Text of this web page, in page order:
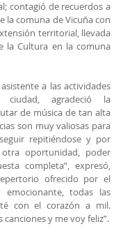
contagió de recuerdos a
la comuna de Vicuña con
territorial, llevada
la Cultura en la comuna
a las actividades
agradeció la
de música de tan alta
son muy valiosas para
repitiéndose y por
oportunidad, poder
completa”, expresó,
ofrecido por el
emocionante, todas las
con el corazón a mil.
canciones y me voy feliz”.